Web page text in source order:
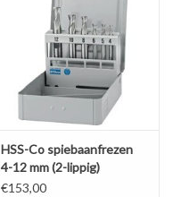
HSS-Co spiebaanfrezen
4-12 mm (2-lippig)
€153,00